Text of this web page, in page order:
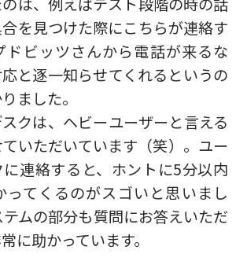
を見つけた際にこちらが連絡す
ドビッツさんから電話が来るな
と逐一知らせてくれるというの
ました。
クは、ヘビーユーザーと言える
いただいています（笑）。ユー
連絡すると、ホントに5分以内
ってくるのがスゴいと思いまし
ムの部分も質問にお答えいただ
に助かっています。